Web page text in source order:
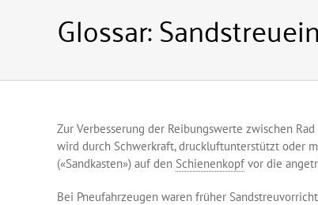
Glossar:
Zur Verbesserung der Reibungswerte zwischen Rad
wird durch Schwerkraft, druckluftunterstützt oder
(«Sandkasten») auf den Schienenkopf vor die
Bei Pneufahrzeugen waren früher